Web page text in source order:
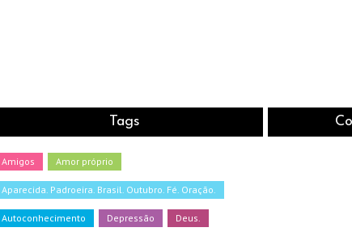
Tags
Amigos Amor próprio
Aparecida. Padroeira. Brasil. Outubro. Fé. Oração.
Autoconhecimento Depressão Deus.